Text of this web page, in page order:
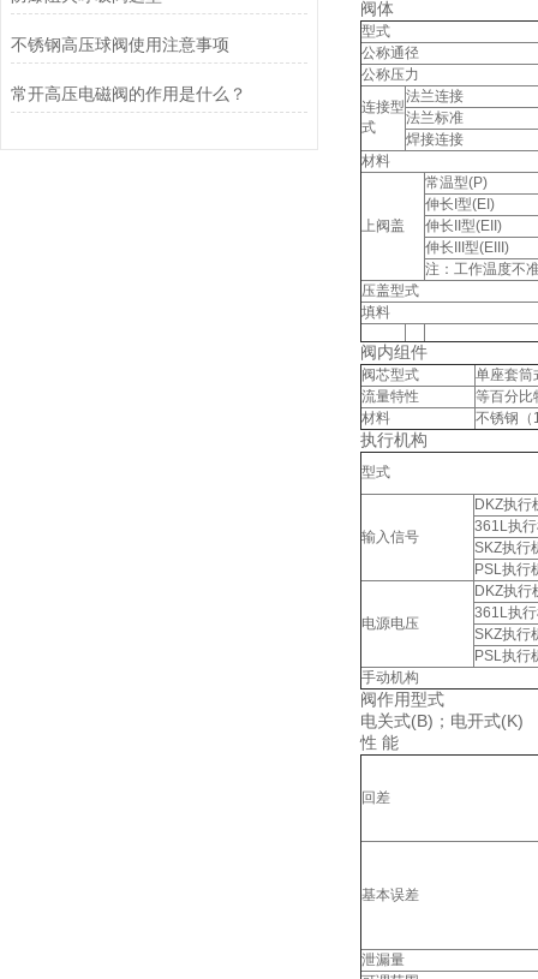
不锈钢高压球阀使用注意事项
常开高压电磁阀的作用是什么？
阀体
型式
公称通径
公称压力
连接型
式
法兰连接
法兰标准
焊接连接
材料
上阀盖
常温型(P)
伸长I型(EI)
伸长II型(EII)
伸长III型(EIII)
注：工作温度不
压盖型式
填料
阀内组件
阀芯型式
单座套筒
流量特性
等百分比
材料
不锈钢
执行机构
型式
输入信号
DKZ执行
361L执
SKZ执行
PSL执行
电源电压
DKZ执行
361L执
SKZ执行
PSL执行
手动机构
阀作用型式
电关式(B)；电开式(K)
性 能
回差
基本误差
泄漏量